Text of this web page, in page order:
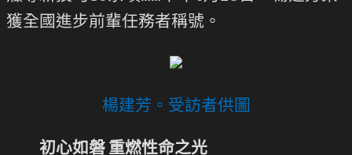
獲全國進步前輩任務者稱號。
楊建芳。受訪者供圖
初心如磐 重燃性命之光